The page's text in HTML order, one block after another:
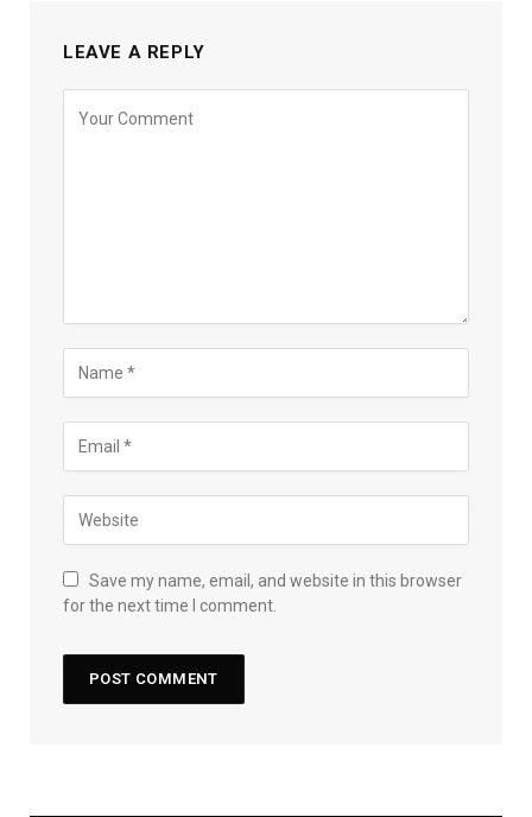
LEAVE A REPLY
Save my name, email, and website in this browser
for the next time I comment.